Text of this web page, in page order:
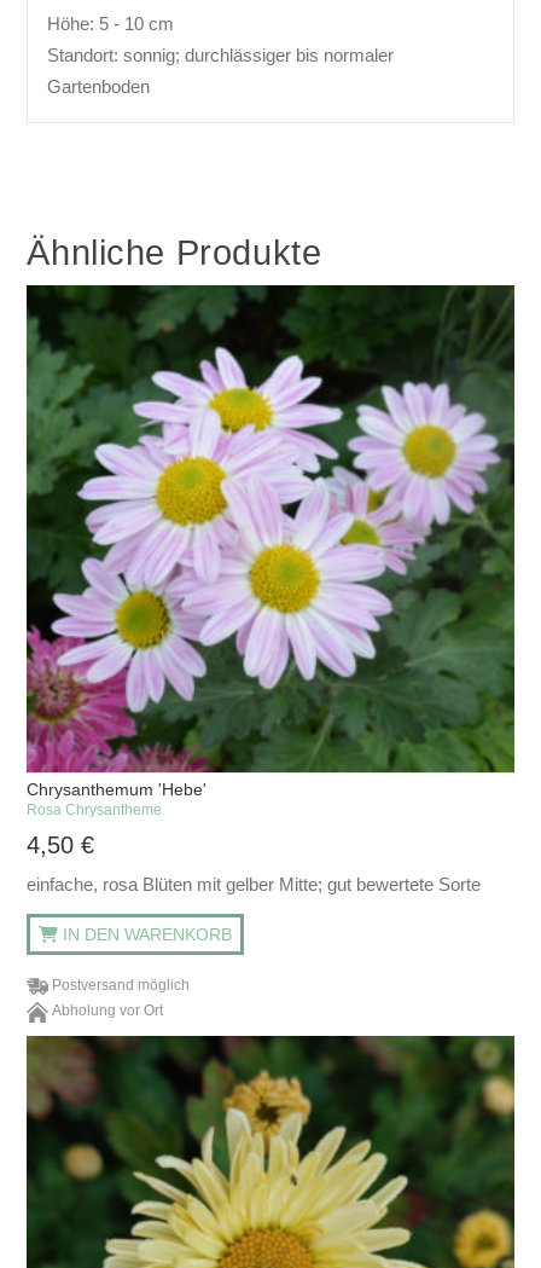
Höhe: 5 - 10 cm
Standort: sonnig; durchlässiger bis normaler
Gartenboden
Ähnliche Produkte
Chrysanthemum 'Hebe'
Rosa Chrysantheme
4,50€
einfache, rosa Blüten mit gelber Mitte; gut bewertete Sorte
IN DEN WARENKORB
Postversand möglich
Abholung vor Ort